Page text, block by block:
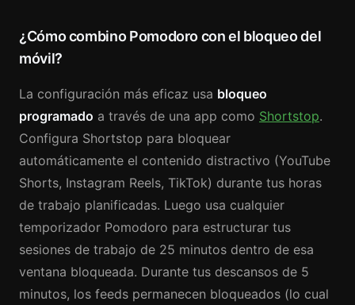
¿Cómo combino Pomodoro con el bloqueo del
móvil?
La configuración más eficaz usa bloqueo
programado a través de una app como Shortstop.
Configura Shortstop para bloquear
automáticamente el contenido distractivo (YouTube
Shorts, Instagram Reels, TikTok) durante tus horas
de trabajo planificadas. Luego usa cualquier
temporizador Pomodoro para estructurar tus
sesiones de trabajo de 25 minutos dentro de esa
ventana bloqueada. Durante tus descansos de 5
minutos, los feeds permanecen bloqueados (lo cual